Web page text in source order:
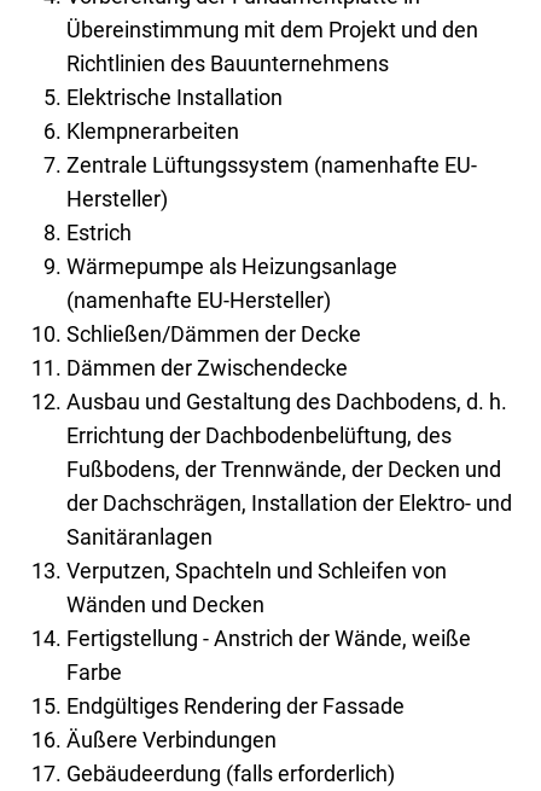
Übereinstimmung mit dem Projekt und den
Richtlinien des Bauunternehmens
Elektrische Installation
Klempnerarbeiten
Zentrale Lüftungssystem (namenhafte EU-
Hersteller)
Estrich
Wärmepumpe als Heizungsanlage
(namenhafte EU-Hersteller)
Schließen/Dämmen der Decke
Dämmen der Zwischendecke
Ausbau und Gestaltung des Dachbodens, d. h.
Errichtung der Dachbodenbelüftung, des
Fußbodens, der Trennwände, der Decken und
der Dachschrägen, Installation der Elektro- und
Sanitäranlagen
Verputzen, Spachteln und Schleifen von
Wänden und Decken
Fertigstellung - Anstrich der Wände, weiße
Farbe
Endgültiges Rendering der Fassade
Äußere Verbindungen
Gebäudeerdung (falls erforderlich)